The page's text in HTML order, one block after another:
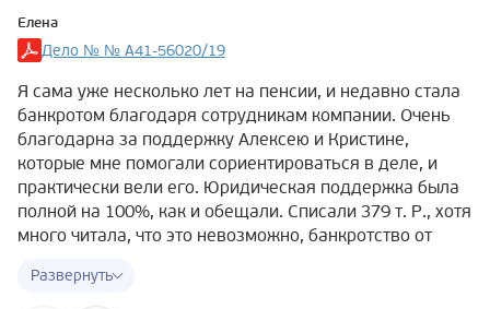
Елена
Дело № № А41-56020/19
Я сама уже несколько лет на пенсии, и недавно стала
банкротом благодаря сотрудникам компании. Очень
благодарна за поддержку Алексею и Кристине,
которые мне помогали сориентироваться в деле, и
практически вели его. Юридическая поддержка была
полной на 100%, как и обещали. Списали 379 т. Р., хотя
много читала, что это невозможно, банкротство от
сказать, что ничего страшного в судебных мерах нет,